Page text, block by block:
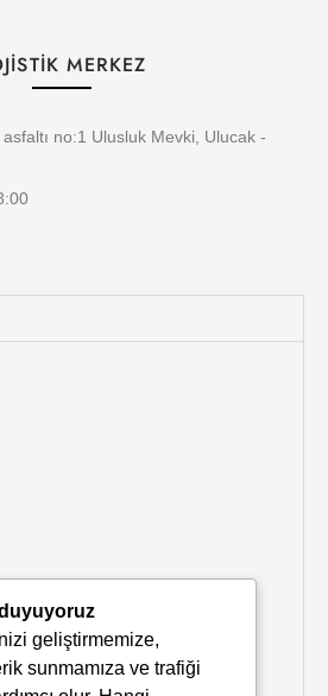
MERKEZ
no:1 Ulusluk Mevki, Ulucak -
geliştirmemize,
sunmamıza ve trafiği